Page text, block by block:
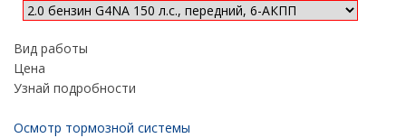
Вид работы
Цена
Узнай подробности
Осмотр тормозной системы